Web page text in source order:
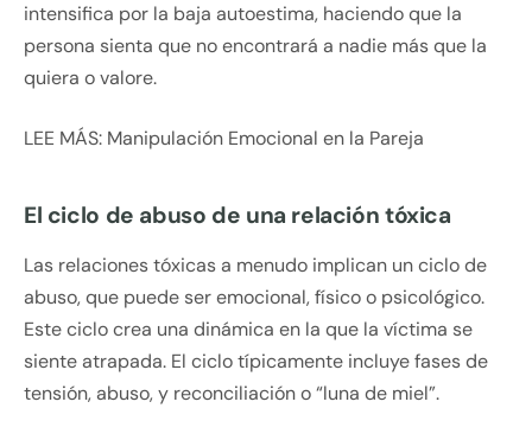
intensifica por la baja autoestima, haciendo que la
persona sienta que no encontrará a nadie más que la
quiera o valore.
LEE MÁS: Manipulación Emocional en la Pareja
El ciclo de abuso de una relación tóxica
Las relaciones tóxicas a menudo implican un ciclo de
abuso, que puede ser emocional, físico o psicológico.
Este ciclo crea una dinámica en la que la víctima se
siente atrapada. El ciclo típicamente incluye fases de
tensión, abuso, y reconciliación o “luna de miel”.